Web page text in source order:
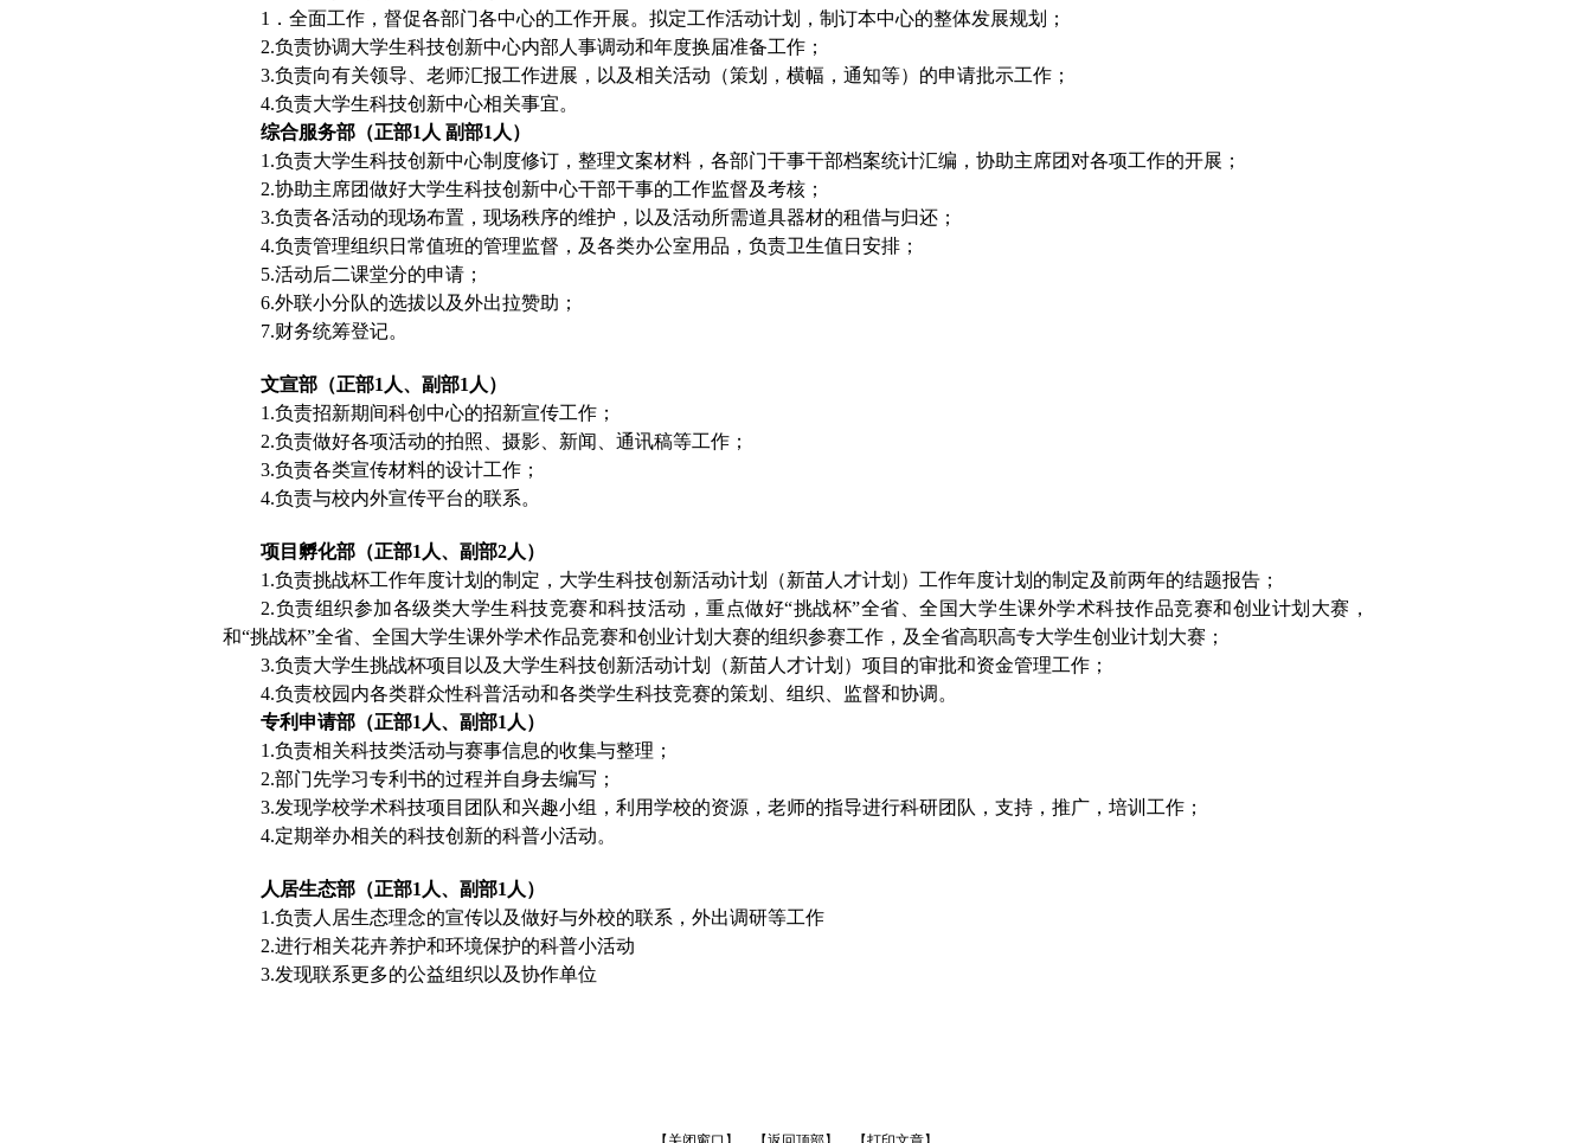
1 ．全面工作，督促各部门各中心的工作开展。拟定工作活动计划，制订本中心的整体发展规划；
2.负责协调大学生科技创新中心内部人事调动和年度换届准备工作；
3.负责向有关领导、老师汇报工作进展，以及相关活动（策划，横幅，通知等）的申请批示工作；
4.负责大学生科技创新中心相关事宜。
综合服务部（正部1 人 副部1 人）
1.负责大学生科技创新中心制度修订，整理文案材料，各部门干事干部档案统计汇编，协助主席团对各项工作的开展；
2.协助主席团做好大学生科技创新中心干部干事的工作监督及考核；
3.负责各活动的现场布置，现场秩序的维护，以及活动所需道具器材的租借与归还；
4.负责管理组织日常值班的管理监督，及各类办公室用品，负责卫生值日安排；
5.活动后二课堂分的申请；
6.外联小分队的选拔以及外出拉赞助；
7.财务统筹登记。
文宣部（正部1 人、副部1 人）
1.负责招新期间科创中心的招新宣传工作；
2.负责做好各项活动的拍照、摄影、新闻、通讯稿等工作；
3.负责各类宣传材料的设计工作；
4.负责与校内外宣传平台的联系。
项目孵化部（正部1 人、副部2人）
1.负责挑战杯工作年度计划的制定，大学生科技创新活动计划（新苗人才计划）工作年度计划的制定及前两年的结题报告；
2.负责组织参加各级类大学生科技竞赛和科技活动，重点做好“挑战杯”全省、全国大学生课外学术科技作品竞赛和创业计划大赛，
和“挑战杯”全省、全国大学生课外学术作品竞赛和创业计划大赛的组织参赛工作，及全省高职高专大学生创业计划大赛；
3.负责大学生挑战杯项目以及大学生科技创新活动计划（新苗人才计划）项目的审批和资金管理工作；
4.负责校园内各类群众性科普活动和各类学生科技竞赛的策划、组织、监督和协调。
专利申请部（正部1 人、副部1 人）
1.负责相关科技类活动与赛事信息的收集与整理；
2.部门先学习专利书的过程并自身去编写；
3.发现学校学术科技项目团队和兴趣小组，利用学校的资源，老师的指导进行科研团队，支持，推广，培训工作；
4.定期举办相关的科技创新的科普小活动。
人居生态部（正部1 人、副部1 人）
1.负责人居生态理念的宣传以及做好与外校的联系，外出调研等工作
2.进行相关花卉养护和环境保护的科普小活动
3.发现联系更多的公益组织以及协作单位